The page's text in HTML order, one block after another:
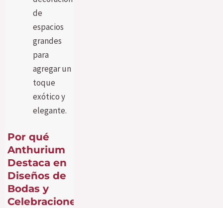
de
espacios
grandes
para
agregar un
toque
exótico y
elegante.
Por qué
Anthurium
Destaca en
Diseños de
Bodas y
Celebraciones